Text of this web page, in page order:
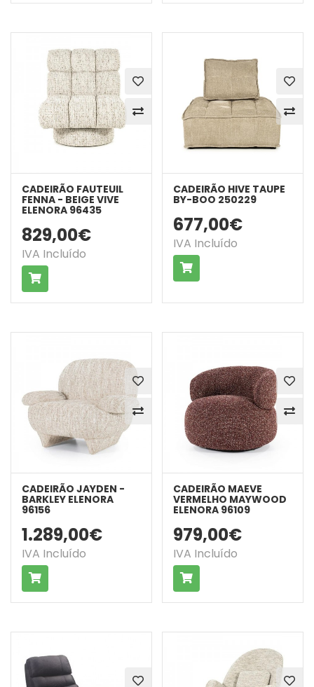
CADEIRÃO FAUTEUIL
FENNA - BEIGE VIVE
ELENORA 96435
829,00€
IVA Incluído
COMPRAR
CADEIRÃO HIVE TAUPE
BY-BOO 250229
677,00€
IVA Incluído
COMPRAR
CADEIRÃO JAYDEN -
BARKLEY ELENORA
96156
1.289,00€
IVA Incluído
COMPRAR
CADEIRÃO MAEVE
VERMELHO MAYWOOD
ELENORA 96109
979,00€
IVA Incluído
COMPRAR